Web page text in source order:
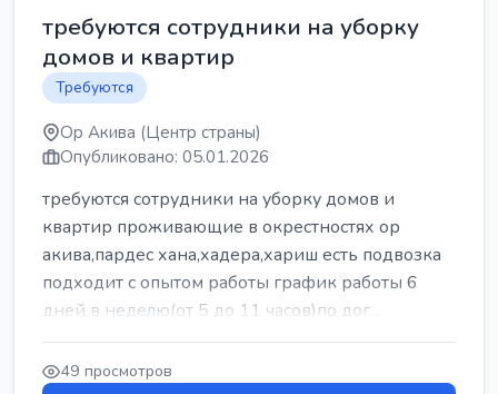
требуются сотрудники на уборку
домов и квартир
Требуются
Ор Акива (Центр страны)
Опубликовано: 05.01.2026
требуются сотрудники на уборку домов и
квартир проживающие в окрестностях ор
акива,пардес хана,хадера,хариш есть подвозка
подходит с опытом работы график работы 6
дней в неделю(от 5 до 11 часов)по дог...
49 просмотров